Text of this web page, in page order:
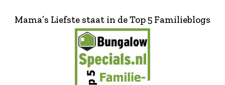
Mama’s Liefste staat in de Top 5 Familieblogs